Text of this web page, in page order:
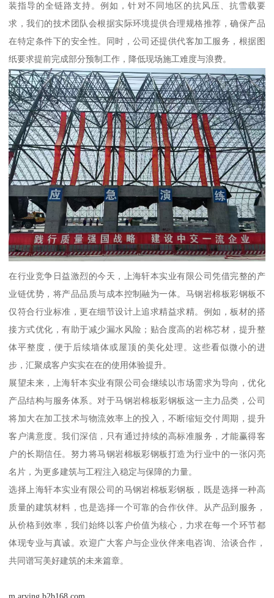
装指导的全链路支持。例如，针对不同地区的抗风压、抗雪载要
求，我们的技术团队会根据实际环境提供合理规格推荐，确保产品
在特定条件下的安全性。同时，公司还提供代客加工服务，根据图
纸要求提前完成部分预制工作，降低现场施工难度与浪费。
在行业竞争日益激烈的今天，上海轩本实业有限公司凭借完整的产
业链优势，将产品品质与成本控制融为一体。马钢岩棉板彩钢板不
仅符合行业标准，更在细节设计上追求精益求精。例如，板材的搭
接方式优化，有助于减少漏水风险；贴合度高的岩棉芯材，提升整
体平整度，便于后续墙体或屋顶的美化处理。这些看似微小的进
步，汇聚成客户实实在在的使用体验提升。
展望未来，上海轩本实业有限公司会继续以市场需求为导向，优化
产品结构与服务体系。对于马钢岩棉板彩钢板这一主力品类，公司
将加大在加工技术与物流效率上的投入，不断缩短交付周期，提升
客户满意度。我们深信，只有通过持续的高标准服务，才能赢得客
户的长期信任。努力将马钢岩棉板彩钢板打造为行业中的一张闪亮
名片，为更多建筑与工程注入稳定与保障的力量。
选择上海轩本实业有限公司的马钢岩棉板彩钢板，既是选择一种高
质量的建筑材料，也是选择一个可靠的合作伙伴。从产品到服务，
从价格到效率，我们始终以客户价值为核心，力求在每一个环节都
体现专业与真诚。欢迎广大客户与企业伙伴来电咨询、洽谈合作，
共同谱写美好建筑的未来篇章。